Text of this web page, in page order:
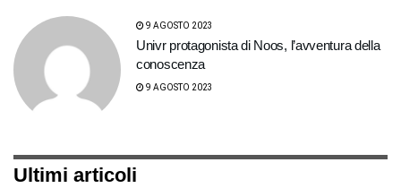
9 AGOSTO 2023
Univr protagonista di Noos, l’avventura della
conoscenza
9 AGOSTO 2023
Ultimi articoli